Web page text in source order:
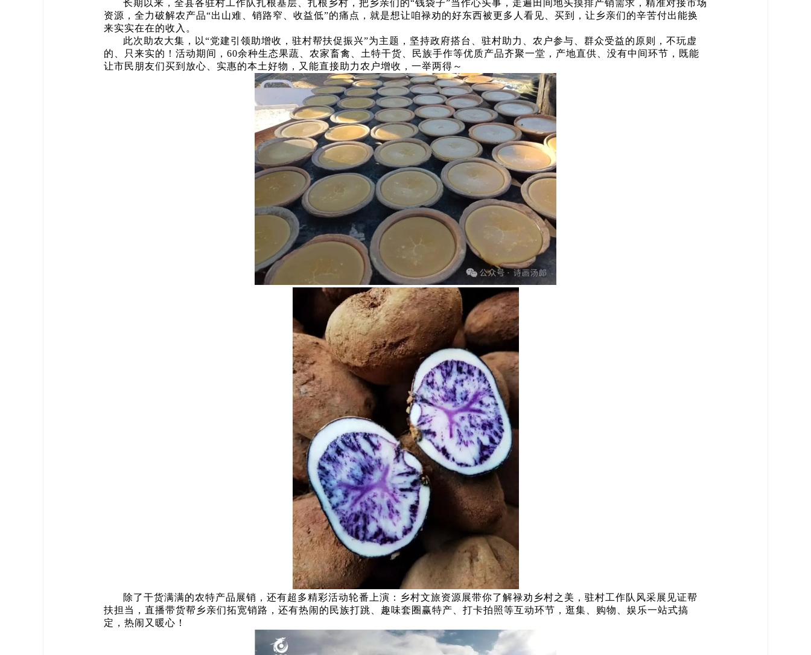
长期以来，全县各驻村工作队扎根基层、扎根乡村，把乡亲们的“钱袋子”当作心头事，走遍田间地头摸排产销需求，精准对接市场
资源，全力破解农产品“出山难、销路窄、收益低”的痛点，就是想让咱禄劝的好东西被更多人看见、买到，让乡亲们的辛苦付出能换
来实实在在的收入。
此次助农大集，以“党建引领助增收，驻村帮扶促振兴”为主题，坚持政府搭台、驻村助力、农户参与、群众受益的原则，不玩虚
的、只来实的！活动期间，60余种生态果蔬、农家畜禽、土特干货、民族手作等优质产品齐聚一堂，产地直供、没有中间环节，既能
让市民朋友们买到放心、实惠的本土好物，又能直接助力农户增收，一举两得～
除了干货满满的农特产品展销，还有超多精彩活动轮番上演：乡村文旅资源展带你了解禄劝乡村之美，驻村工作队风采展见证帮
扶担当，直播带货帮乡亲们拓宽销路，还有热闹的民族打跳、趣味套圈赢特产、打卡拍照等互动环节，逛集、购物、娱乐一站式搞
定，热闹又暖心！